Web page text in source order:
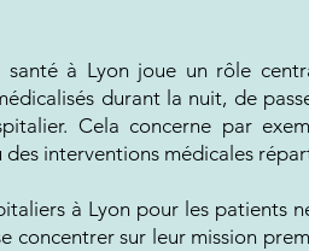
santé à Lyon joue un rôle
durant la nuit, de
Cela concerne par
interventions médicales
à Lyon pour les patients
concentrer sur leur mission